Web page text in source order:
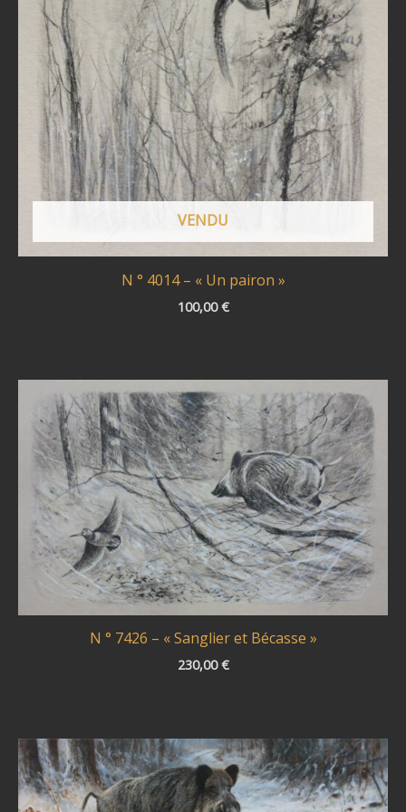
VENDU
N ° 4014 – « Un pairon »
100,00€
N ° 7426 – « Sanglier et Bécasse »
230,00€